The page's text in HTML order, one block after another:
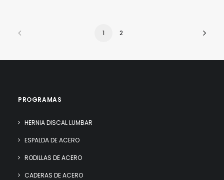
1 2
PROGRAMAS
HERNIA DISCAL LUMBAR
ESPALDA DE ACERO
RODILLAS DE ACERO
CADERAS DE ACERO